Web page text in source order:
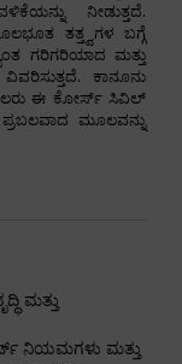
ನೀಡುತ್ತದೆ.
ತತ್ತ್ವಗಳ ಬಗ್ಗೆ
ಗರಿಗರಿಯಾದ ಮತ್ತು
ಕಾನೂನು
ಈ ಕೋರ್ಸ್ ಸಿವಿಲ್
ಮೂಲವನ್ನು
ಮತ್ತು
ನಿಯಮಗಳು ಮತ್ತು